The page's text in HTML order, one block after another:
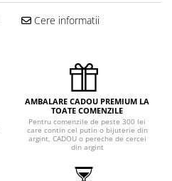
Cere informatii
AMBALARE CADOU PREMIUM LA
TOATE COMENZILE
Pentru comenzile de peste 300 lei
care contin cel putin o bijuterie din
argint, CADOU o pereche de cercei
din argint